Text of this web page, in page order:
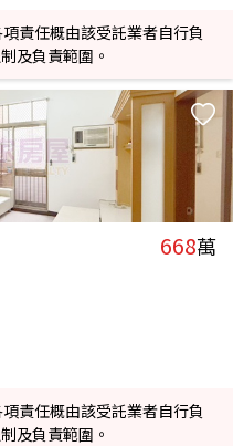
責任概由該受託業者自行負
及負責範圍。
668萬
責任概由該受託業者自行負
及負責範圍。